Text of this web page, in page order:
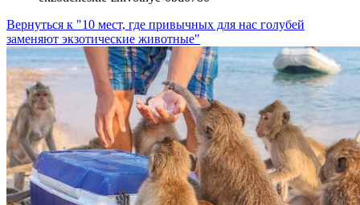
Вернуться к "10 мест, где привычных для нас голубей
заменяют экзотические животные"